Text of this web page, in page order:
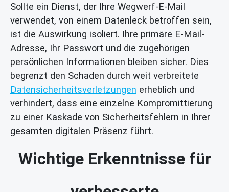
Sollte ein Dienst, der Ihre Wegwerf-E-Mail
verwendet, von einem Datenleck betroffen sein,
ist die Auswirkung isoliert. Ihre primäre E-Mail-
Adresse, Ihr Passwort und die zugehörigen
persönlichen Informationen bleiben sicher. Dies
begrenzt den Schaden durch weit verbreitete
Datensicherheitsverletzungen erheblich und
verhindert, dass eine einzelne Kompromittierung
zu einer Kaskade von Sicherheitsfehlern in Ihrer
gesamten digitalen Präsenz führt.
Wichtige Erkenntnisse für